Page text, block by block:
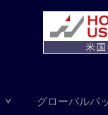
グローバルパ